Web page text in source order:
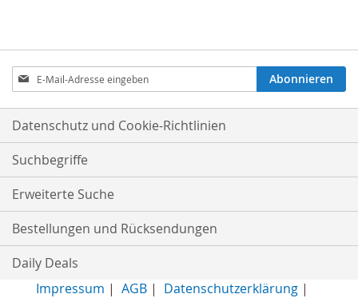
Anmeldung
zum
Newsletter:
Abonnieren
Datenschutz und Cookie-Richtlinien
Suchbegriffe
Erweiterte Suche
Bestellungen und Rücksendungen
Daily Deals
Impressum | AGB| Datenschutzerklärung|